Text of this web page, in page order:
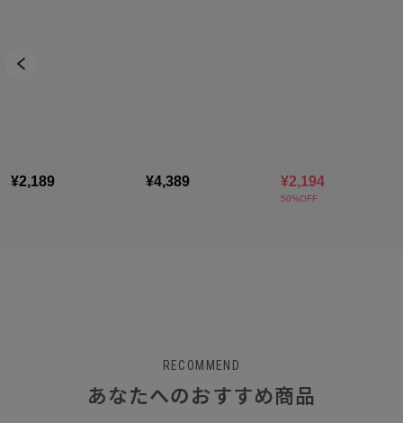
RECOMMEND
あなたへのおすすめ商品